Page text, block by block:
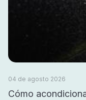
04 de agosto 2026
Cómo